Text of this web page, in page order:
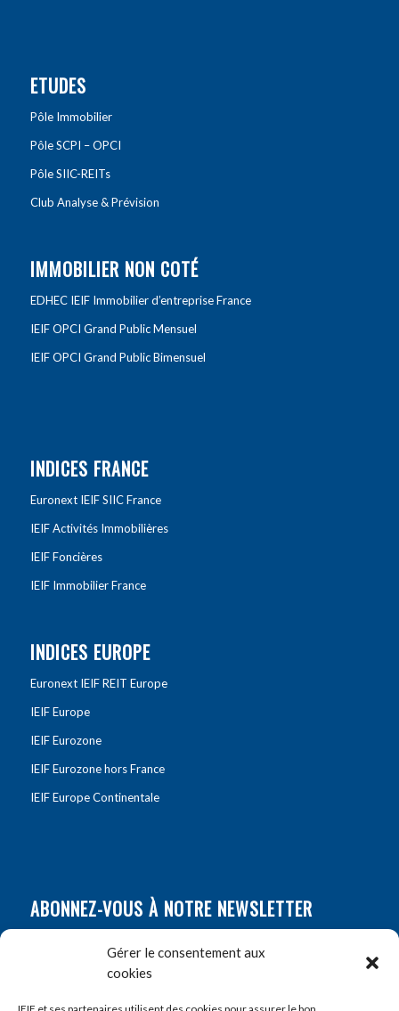
Gérer le consentement aux
cookies
ETUDES
Pôle Immobilier
Pôle SCPI – OPCI
Pôle SIIC-REITs
Club Analyse & Prévision
IMMOBILIER NON COTÉ
EDHEC IEIF Immobilier d’entreprise France
IEIF OPCI Grand Public Mensuel
IEIF OPCI Grand Public Bimensuel
INDICES FRANCE
Euronext IEIF SIIC France
IEIF Activités Immobilières
IEIF Foncières
IEIF Immobilier France
INDICES EUROPE
Euronext IEIF REIT Europe
IEIF Europe
IEIF Eurozone
IEIF Eurozone hors France
IEIF Europe Continentale
ABONNEZ-VOUS À NOTRE NEWSLETTER
Prénom*